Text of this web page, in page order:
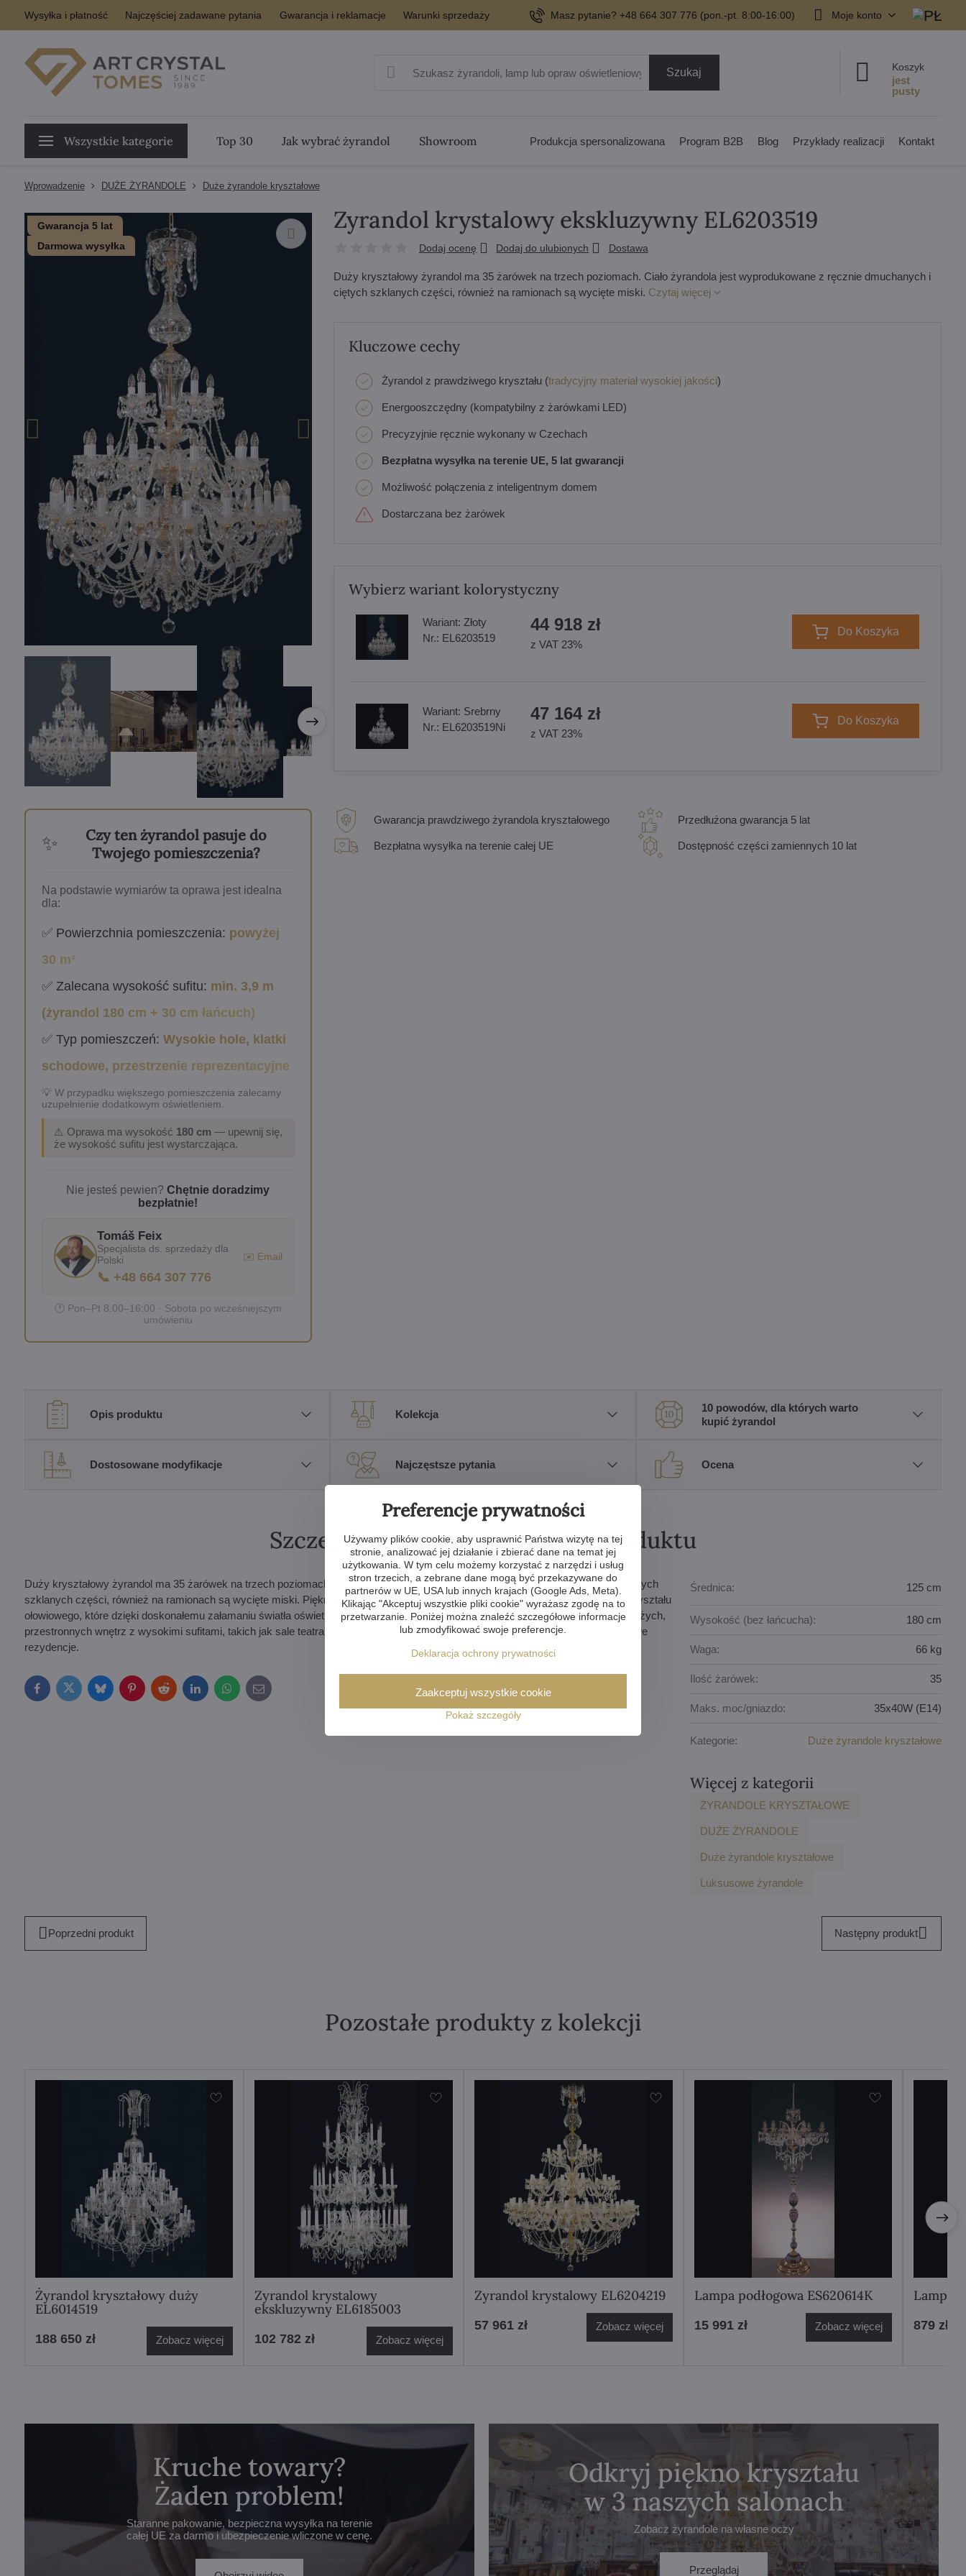
Wysyłka i płatność Najczęściej zadawane pytania Gwarancja i reklamacje Warunki sprzedaży Masz pytanie? +48 664 307 776 (pon.-pt. 8:00-16:00) Moje konto
Szukaj Koszyk
Wszystkie kategorie Top 30 Jak wybrać żyrandol Showroom Produkcja spersonalizowana Program B2B Blog Przykłady realizacji Kontakt
Wprowadzenie DUŻE ŻYRANDOLE Duże żyrandole kryształowe
Gwarancja 5 lat
Darmowa wysyłka
✨
Czy ten żyrandol pasuje do
Twojego pomieszczenia?
Na podstawie wymiarów ta oprawa jest idealna
dla:
✅ Powierzchnia pomieszczenia: powyżej
30 m²
✅ Zalecana wysokość sufitu: min. 3,9 m
(żyrandol 180 cm + 30 cm łańcuch)
✅ Typ pomieszczeń: Wysokie hole, klatki
schodowe, przestrzenie reprezentacyjne
💡 W przypadku większego pomieszczenia zalecamy
uzupełnienie dodatkowym oświetleniem.
⚠️ Oprawa ma wysokość 180 cm— upewnij się,
że wysokość sufitu jest wystarczająca.
Nie jesteś pewien?Chętnie doradzimy
bezpłatnie!
Tomáš Feix
Specjalista ds. sprzedaży dla
Polski
📞 +48 664 307 776
✉️ Email
🕐 Pon–Pt 8:00–16:00 · Sobota po wcześniejszym
umówieniu
Zyrandol krystalowy ekskluzywny EL6203519
Dodaj ocenę Dodaj do ulubionych Dostawa
Duży kryształowy żyrandol ma 35 żarówek na trzech poziomach. Ciało żyrandola jest wyprodukowane z ręcznie dmuchanych i
ciętych szklanych części, również na ramionach są wycięte miski. Czytaj więcej
Kluczowe cechy
Żyrandol z prawdziwego kryształu (tradycyjny materiał wysokiej jakości)
Energooszczędny (kompatybilny z żarówkami LED)
Precyzyjnie ręcznie wykonany w Czechach
Bezpłatna wysyłka na terenie UE, 5 lat gwarancji
Możliwość połączenia z inteligentnym domem
Dostarczana bez żarówek
Wybierz wariant kolorystyczny
Wariant: Złoty
Nr.: EL6203519
44 918 zł
z VAT 23%
Do Koszyka
Wariant: Srebrny
Nr.: EL6203519Ni
47 164 zł
z VAT 23%
Do Koszyka
Gwarancja prawdziwego żyrandola kryształowego
Bezpłatna wysyłka na terenie całej UE
Przedłużona gwarancja 5 lat
Dostępność części zamiennych 10 lat
Opis produktu Kolekcja
10 powodów, dla których warto
kupić żyrandol
Dostosowane modyfikacje Najczęstsze pytania Ocena
Szczegółowy opis i parametry produktu
Duży kryształowy żyrandol ma 35 żarówek na trzech poziomach. Ciało żyrandola jest wyprodukowane z ręcznie dmuchanych i ciętych
szklanych części, również na ramionach są wycięte miski. Piękno i blask żyrandola zwiększają dziesiątki ciętych zawieszków z kryształu
ołowiowego, które dzięki doskonałemu załamaniu światła oświetlają wnętrze wszystkimi odcieniami tęczy. Oprawa nadaje się do dużych,
przestronnych wnętrz z wysokimi sufitami, takich jak sale teatralne lub koncertowe, kościoły lub świątynie, sale hotelowe i luksusowe
rezydencje.
FacebookTwitterBlueskyPinterestRedditLinkedInWhatsApp
E-
mail
Średnica: 125 cm
Wysokość (bez łańcucha): 180 cm
Waga: 66 kg
Ilość żarówek: 35
Maks. moc/gniazdo: 35x40W (E14)
Kategorie: Duże żyrandole kryształowe
Więcej z kategorii
ŻYRANDOLE KRYSZTAŁOWE
DUŻE ŻYRANDOLE
Duże żyrandole kryształowe
Luksusowe żyrandole
Poprzedni produkt Następny produkt
Pozostałe produkty z kolekcji
Żyrandol kryształowy duży
EL6014519
188 650 zł Zobacz więcej
Zyrandol krystalowy
ekskluzywny EL6185003
102 782 zł Zobacz więcej
Zyrandol krystalowy EL6204219
57 961 zł Zobacz więcej
Lampa podłogowa ES620614K
15 991 zł Zobacz więcej
Lampa
879 zł
Kruche towary?
Żaden problem!
Staranne pakowanie, bezpieczna wysyłka na terenie
całej UE za darmo i ubezpieczenie wliczone w cenę.
Odkryj piękno kryształu
w 3 naszych salonach
Zobacz żyrandole na własne oczy
Przeglądaj
Preferencje prywatności
Używamy plików cookie, aby usprawnić Państwa wizytę na tej
stronie, analizować jej działanie i zbierać dane na temat jej
użytkowania. W tym celu możemy korzystać z narzędzi i usług
stron trzecich, a zebrane dane mogą być przekazywane do
partnerów w UE, USA lub innych krajach (Google Ads, Meta).
Klikając "Akceptuj wszystkie pliki cookie" wyrażasz zgodę na to
przetwarzanie. Poniżej można znaleźć szczegółowe informacje
lub zmodyfikować swoje preferencje.
Deklaracja ochrony prywatności
Pokaż szczegóły
Zaakceptuj wszystkie cookie